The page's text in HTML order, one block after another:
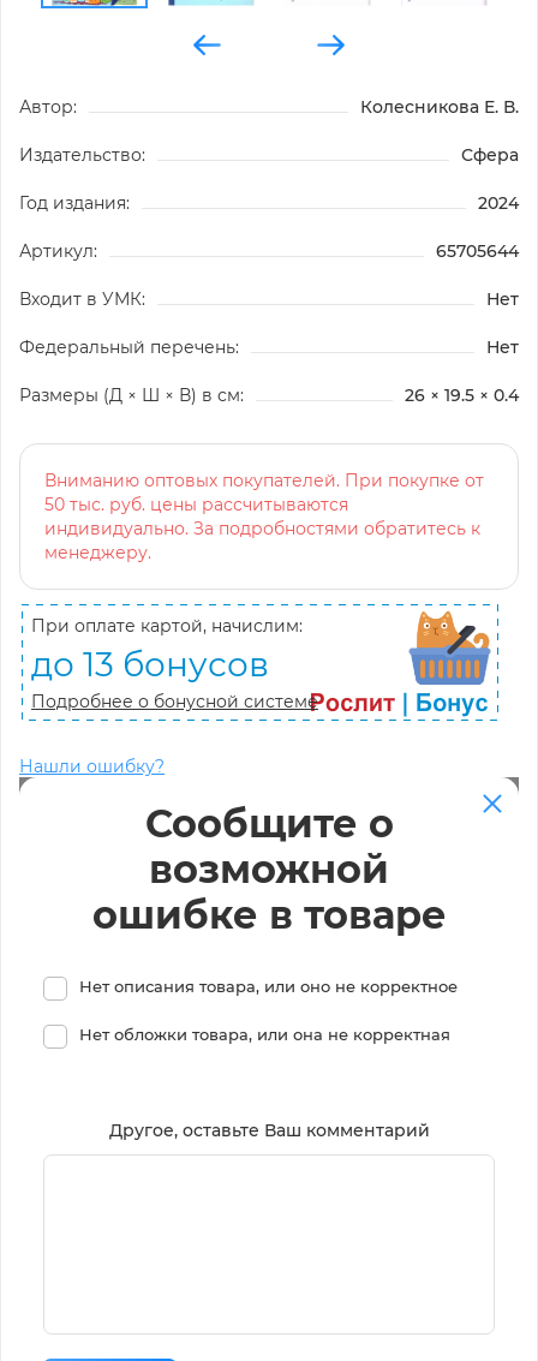
Автор: Колесникова Е. В.
Издательство: Сфера
Год издания: 2024
Артикул: 65705644
Входит в УМК: Нет
Федеральный перечень: Нет
Размеры (Д × Ш × В) в см: 26 × 19.5 × 0.4
Вниманию оптовых покупателей. При покупке от
50 тыс. руб. цены рассчитываются
индивидуально. За подробностями обратитесь к
менеджеру.
При оплате картой, начислим:
до 13 бонусов
Подробнее о бонусной системе
Нашли ошибку?
Сообщите о
возможной
ошибке в товаре
Нет описания товара, или оно не корректное
Нет обложки товара, или она не корректная
Другое, оставьте Ваш комментарий